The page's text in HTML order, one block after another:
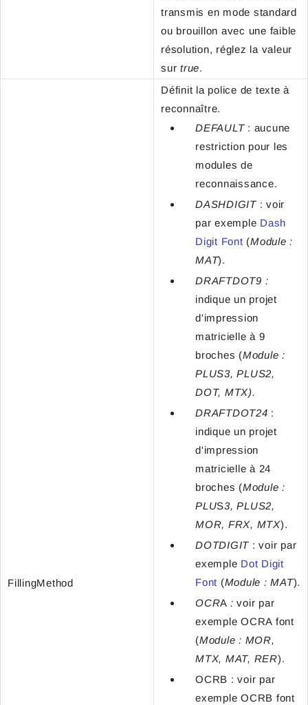
transmis en mode standard
ou brouillon avec une faible
résolution, réglez la valeur
sur true.
FillingMethod
Définit la police de texte à
reconnaître.
DEFAULT : aucune
restriction pour les
modules de
reconnaissance.
DASHDIGIT : voir
par exemple Dash
Digit Font (Module :
MAT).
DRAFTDOT9 :
indique un projet
d'impression
matricielle à 9
broches (Module :
PLUS3, PLUS2,
DOT, MTX).
DRAFTDOT24 :
indique un projet
d'impression
matricielle à 24
broches (Module :
PLUS3, PLUS2,
MOR, FRX, MTX).
DOTDIGIT : voir par
exemple Dot Digit
Font (Module : MAT).
OCRA :voir par
exemple OCRA font
(Module : MOR,
MTX, MAT, RER).
OCRB : voir par
exemple OCRB font